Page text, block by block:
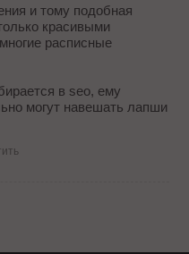
и тому подобная
красивыми
расписные
в seo, ему
могут навешать лапши